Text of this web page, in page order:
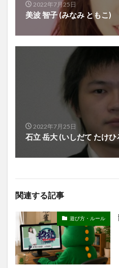
2022年7月25日
美波 智子 (みなみ ともこ)
2022年7月25日
石立 岳大 (いしだて たけひ
関連する記事
遊び方・ルール